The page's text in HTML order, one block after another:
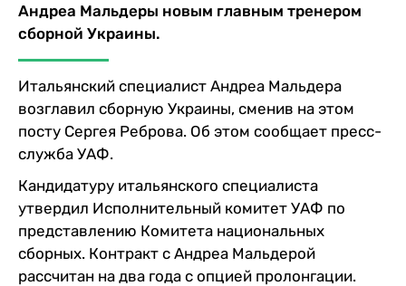
Андреа Мальдеры новым главным тренером
сборной Украины.
Итальянский специалист Андреа Мальдера
возглавил сборную Украины, сменив на этом
посту Сергея Реброва. Об этом сообщает пресс-
служба УАФ.
Кандидатуру итальянского специалиста
утвердил Исполнительный комитет УАФ по
представлению Комитета национальных
сборных. Контракт с Андреа Мальдерой
рассчитан на два года с опцией пролонгации.